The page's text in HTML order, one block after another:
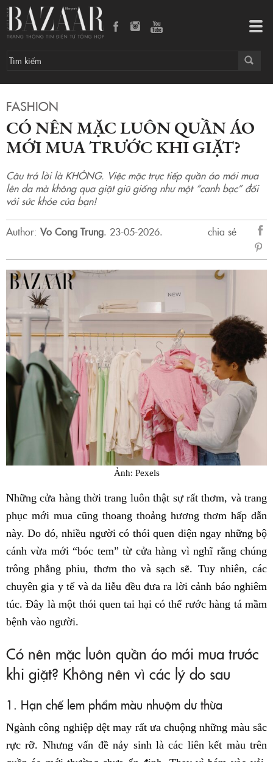
FASHION
CÓ NÊN MẶC LUÔN QUẦN ÁO
MỚI MUA TRƯỚC KHI GIẶT?
Câu trả lời là KHÔNG. Việc mặc trực tiếp quần áo mới mua
lên da mà không qua giặt giũ giống như một “canh bạc” đối
với sức khỏe của bạn!
Author: Vo Cong Trung. 23-05-2026.
chia sẻ
sẻ
Ảnh: Pexels
Những cửa hàng thời trang luôn thật sự rất thơm, và trang
phục mới mua cũng thoang thoảng hương thơm hấp dẫn
này. Do đó, nhiều người có thói quen diện ngay những bộ
cánh vừa mới “bóc tem” từ cửa hàng vì nghĩ rằng chúng
trông phẳng phiu, thơm tho và sạch sẽ. Tuy nhiên, các
chuyên gia y tế và da liễu đều đưa ra lời cảnh báo nghiêm
túc. Đây là một thói quen tai hại có thể rước hàng tá mầm
bệnh vào người.
Có nên mặc luôn quần áo mới mua trước
khi giặt? Không nên vì các lý do sau
1. Hạn chế lem phẩm màu nhuộm dư thừa
Ngành công nghiệp dệt may rất ưa chuộng những màu sắc
rực rỡ. Nhưng vấn đề nảy sinh là các liên kết màu trên